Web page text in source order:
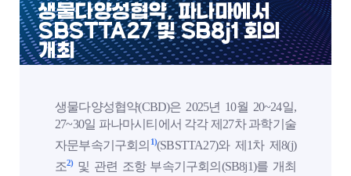
생물다양성협약, 파나마에서
SBSTTA27 및 SB8j1 회의
개최
생물다양성협약(CBD)은 2025년 10월 20~24일,
27~30일 파나마시티에서 각각 제27차 과학기술
자문부속기구회의 1)(SBSTTA27)와 제1차 제8(j)
조2)및 관련 조항 부속기구회의(SB8j1)를 개최